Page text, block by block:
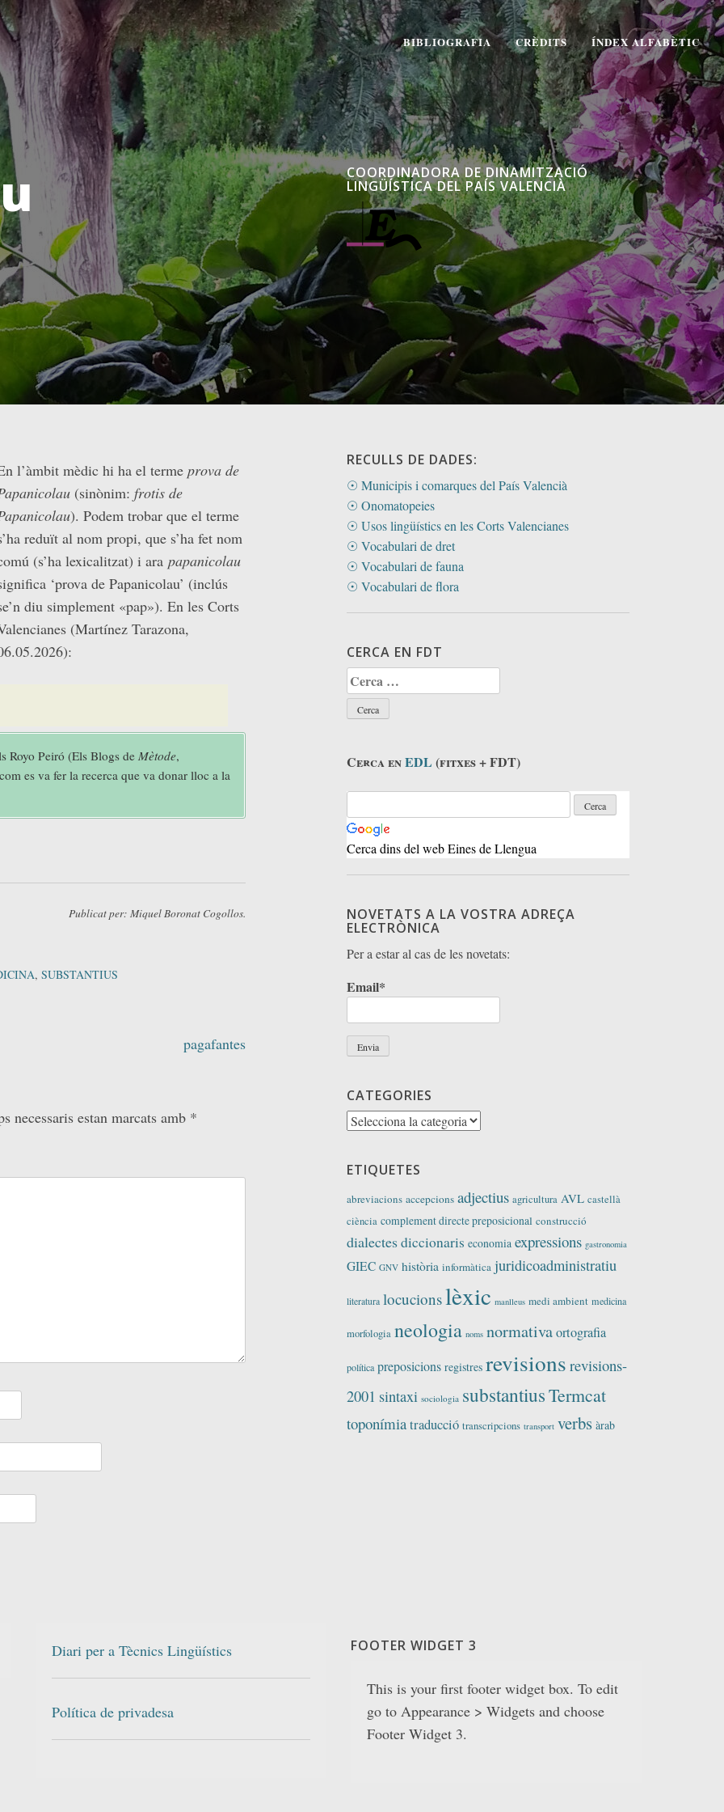
BIBLIOGRAFIA CRÈDITS ÍNDEX ALFABÈTIC
COORDINADORA DE DINAMITZACIÓ
LINGÜÍSTICA DEL PAÍS VALENCIÀ
l’àmbit mèdic hi ha el terme prova de
(sinònim: frotis de
). Podem trobar que el terme
reduït al nom propi, que s’ha fet nom
(s’ha lexicalitzat) i ara papanicolau
‘prova de Papanicolau’ (inclús
diu simplement «pap»). En les Corts
(Martínez Tarazona,
Royo Peiró (Els Blogs deMètode,
es va fer la recerca que va donar lloc a la
Publicat per: Miquel Boronat Cogollos.
, SUBSTANTIUS
pagafantes
necessaris estan marcats amb *
RECULLS DE DADES:
☉ Municipis i comarques del País Valencià
☉ Onomatopeies
☉ Usos lingüístics en les Corts Valencianes
☉ Vocabulari de dret
☉ Vocabulari de fauna
☉ Vocabulari de flora
CERCA EN FDT
Cerca:
Cerca enEDL (fitxes + FDT)
Cerca dins del web Eines de Llengua
NOVETATS A LA VOSTRA ADREÇA
ELECTRÒNICA
Per a estar al cas de les novetats:
Email*
CATEGORIES
Categories
ETIQUETES
abreviacions accepcions adjectius agricultura AVL castellà
ciència complement directe preposicional construcció
dialectesdiccionaris economia expressions gastronomia
GIEC GNV història informàtica juridicoadministratiu
literatura locucionslèxic manlleus medi ambient medicina
morfologia neologia noms normativaortografia
política preposicions registres revisions revisions-
2001 sintaxi sociologia substantiusTermcat
toponímiatraducció transcripcions transport verbs àrab
Diari per a Tècnics Lingüístics
Política de privadesa
FOOTER WIDGET 3
This is your first footer widget box. To edit
go to Appearance > Widgets and choose
Footer Widget 3.